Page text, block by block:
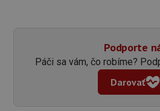
Podporte
Páči sa vám, čo robíme?
Darovať